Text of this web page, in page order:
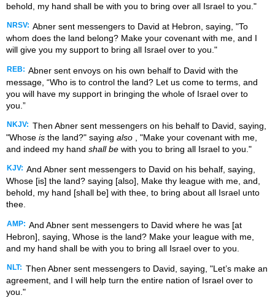
behold, my hand shall be with you to bring over all Israel to you."
NRSV: Abner sent messengers to David at Hebron, saying, "To
whom does the land belong? Make your covenant with me, and I
will give you my support to bring all Israel over to you."
REB: Abner sent envoys on his own behalf to David with the
message, “Who is to control the land? Let us come to terms, and
you will have my support in bringing the whole of Israel over to
you.”
NKJV: Then Abner sent messengers on his behalf to David, saying,
"Whose is the land?" saying also , "Make your covenant with me,
and indeed my hand shall be with you to bring all Israel to you."
KJV: And Abner sent messengers to David on his behalf, saying,
Whose [is] the land? saying [also], Make thy league with me, and,
behold, my hand [shall be] with thee, to bring about all Israel unto
thee.
AMP: And Abner sent messengers to David where he was [at
Hebron], saying, Whose is the land? Make your league with me,
and my hand shall be with you to bring all Israel over to you.
NLT: Then Abner sent messengers to David, saying, "Let’s make an
agreement, and I will help turn the entire nation of Israel over to
you."